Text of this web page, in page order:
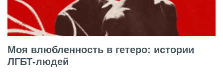
Моя влюбленность в гетеро: истории
ЛГБТ-людей